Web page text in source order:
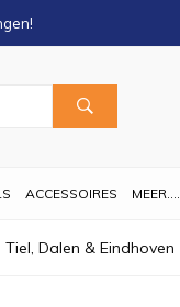
ACCESSOIRES MEER....
Dalen & Eindhoven